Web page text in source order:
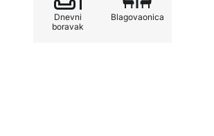
Dnevni
boravak
Blagovaonica